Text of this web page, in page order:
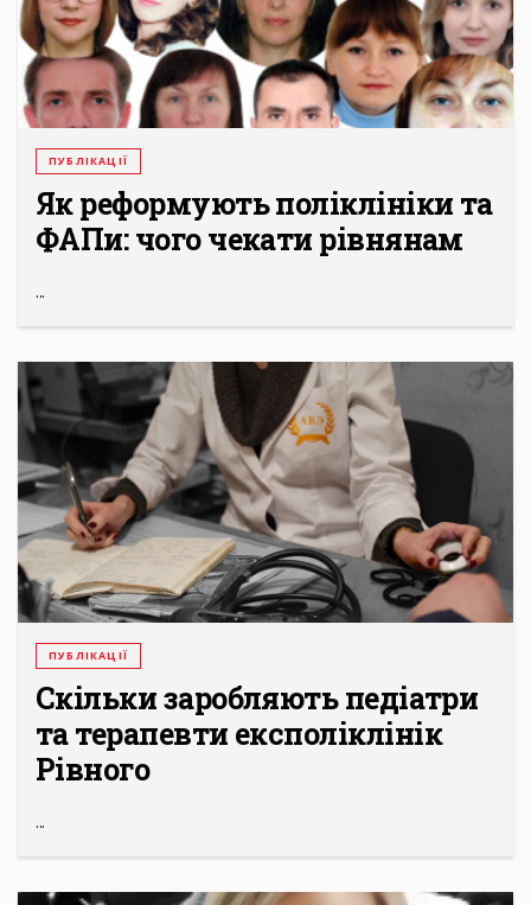
ПУБЛІКАЦІЇ
Як реформують поліклініки та
ФАПи: чого чекати рівнянам
...
ПУБЛІКАЦІЇ
Скільки заробляють педіатри
та терапевти експоліклінік
Рівного
...